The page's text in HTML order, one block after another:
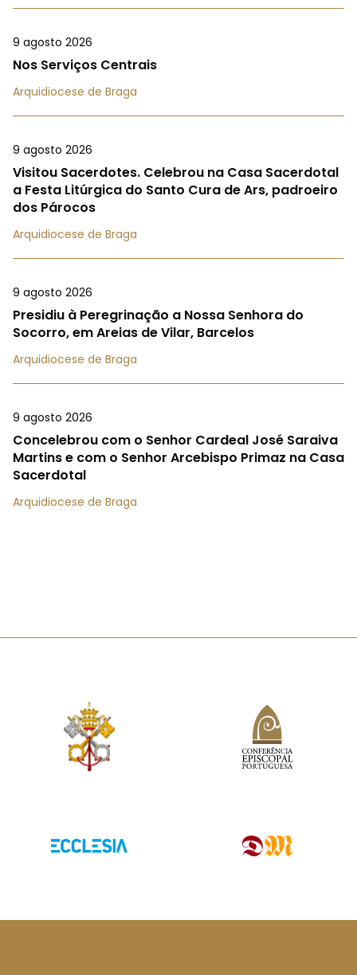
9 agosto 2026
Nos Serviços Centrais
Arquidiocese de Braga
9 agosto 2026
Visitou Sacerdotes. Celebrou na Casa Sacerdotal
a Festa Litúrgica do Santo Cura de Ars, padroeiro
dos Párocos
Arquidiocese de Braga
9 agosto 2026
Presidiu à Peregrinação a Nossa Senhora do
Socorro, em Areias de Vilar, Barcelos
Arquidiocese de Braga
9 agosto 2026
Concelebrou com o Senhor Cardeal José Saraiva
Martins e com o Senhor Arcebispo Primaz na Casa
Sacerdotal
Arquidiocese de Braga